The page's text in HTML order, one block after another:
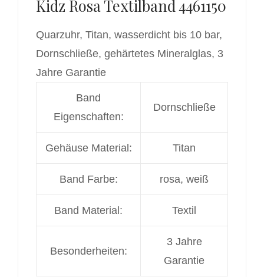
Kidz Rosa Textilband 4461150
Quarzuhr, Titan, wasserdicht bis 10 bar,
Dornschließe, gehärtetes Mineralglas, 3
Jahre Garantie
Band
Eigenschaften:
Dornschließe
Gehäuse Material: Titan
Band Farbe: rosa, weiß
Band Material: Textil
Besonderheiten:
3 Jahre
Garantie